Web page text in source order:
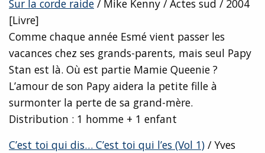
Sur la corde raide / Mike Kenny / Actes sud / 2004
[Livre]
Comme chaque année Esmé vient passer les
vacances chez ses grands-parents, mais seul Papy
Stan est là. Où est partie Mamie Queenie ?
L’amour de son Papy aidera la petite fille à
surmonter la perte de sa grand-mère.
Distribution : 1 homme + 1 enfant
C’est toi qui dis… C’est toi qui l’es (Vol 1) / Yves